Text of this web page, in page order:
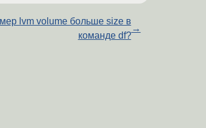
lvm volume больше size в
команде df?
→